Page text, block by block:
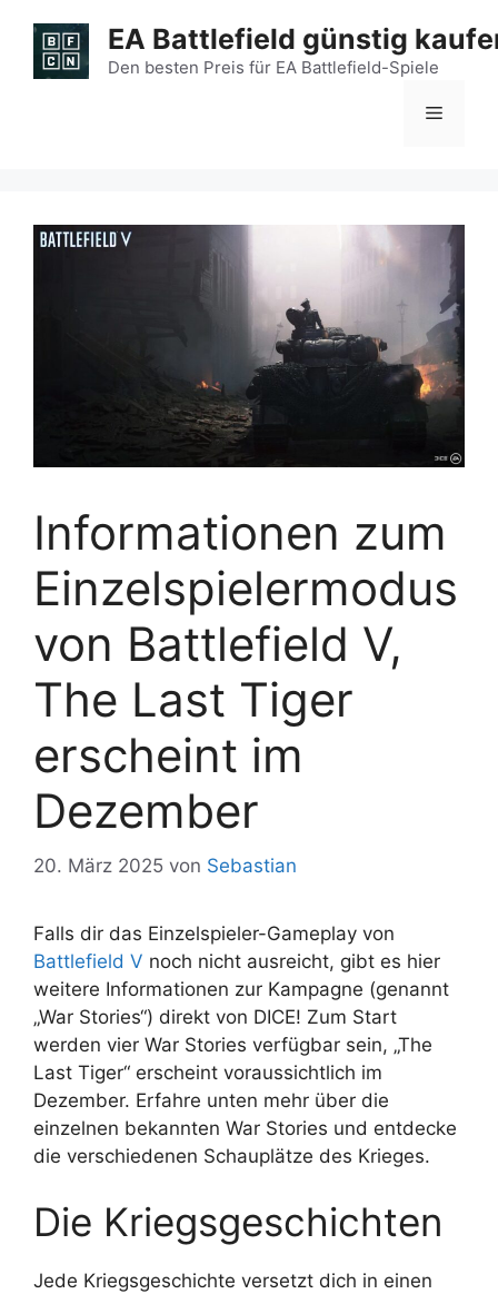
Inhalt
springen
EA Battlefield günstig
Den besten Preis für EA Battlefield-Spiele
Menü
Informationen zum
Einzelspielermodus
von Battlefield V,
The Last Tiger
erscheint im
Dezember
20. März 2025 von Sebastian
Falls dir das Einzelspieler-Gameplay von
Battlefield V noch nicht ausreicht, gibt es hier
weitere Informationen zur Kampagne (genannt
„War Stories“) direkt von DICE! Zum Start
werden vier War Stories verfügbar sein, „The
Last Tiger“ erscheint voraussichtlich im
Dezember. Erfahre unten mehr über die
einzelnen bekannten War Stories und entdecke
die verschiedenen Schauplätze des Krieges.
Die Kriegsgeschichten
Jede Kriegsgeschichte versetzt dich in einen